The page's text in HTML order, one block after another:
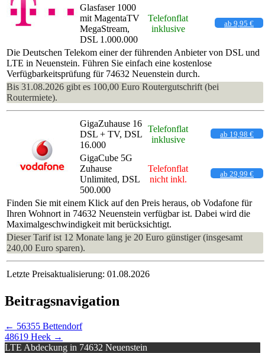
Glasfaser 1000
mit MagentaTV
MegaStream,
DSL 1.000.000
Telefonflat
inklusive
ab 9,95 €
Die Deutschen Telekom einer der führenden Anbieter von DSL und
LTE in Neuenstein. Führen Sie einfach eine kostenlose
Verfügbarkeitsprüfung für 74632 Neuenstein durch.
Bis 31.08.2026 gibt es 100,00 Euro Routergutschrift (bei
Routermiete).
GigaZuhause 16
DSL + TV, DSL
16.000
Telefonflat
inklusive
ab 19,98 €
GigaCube 5G
Zuhause
Unlimited, DSL
500.000
Telefonflat
nicht inkl.
ab 29,99 €
Finden Sie mit einem Klick auf den Preis heraus, ob Vodafone für
Ihren Wohnort in 74632 Neuenstein verfügbar ist. Dabei wird die
Maximalgeschwindigkeit mit berücksichtigt.
Dieser Tarif ist 12 Monate lang je 20 Euro günstiger (insgesamt
240,00 Euro sparen).
Letzte Preisaktualisierung: 01.08.2026
Beitragsnavigation
← 56355 Bettendorf
48619 Heek →
LTE Abdeckung in 74632 Neuenstein